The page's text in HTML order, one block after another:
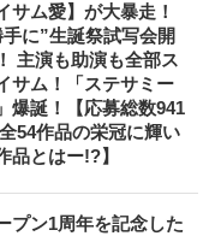
サム愛】が大暴走！
手に”生誕祭試写会開
主演も助演も全部ス
サム！「ステサミー
爆誕！【応募総数941
54作品の栄冠に輝い
品とはー!?】
プン1周年を記念した